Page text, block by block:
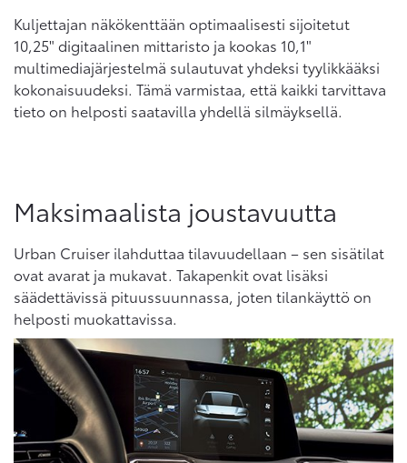
Kuljettajan näkökenttään optimaalisesti sijoitetut
10,25" digitaalinen mittaristo ja kookas 10,1"
multimediajärjestelmä sulautuvat yhdeksi tyylikkääksi
kokonaisuudeksi. Tämä varmistaa, että kaikki tarvittava
tieto on helposti saatavilla yhdellä silmäyksellä.
Maksimaalista joustavuutta
Urban Cruiser ilahduttaa tilavuudellaan – sen sisätilat
ovat avarat ja mukavat. Takapenkit ovat lisäksi
säädettävissä pituussuunnassa, joten tilankäyttö on
helposti muokattavissa.